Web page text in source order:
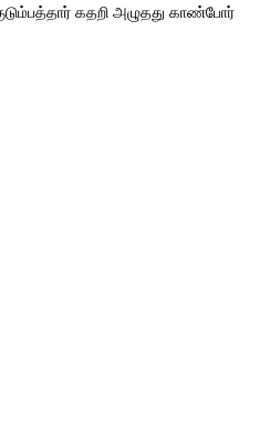
கதறி அழுதது காண்போர்